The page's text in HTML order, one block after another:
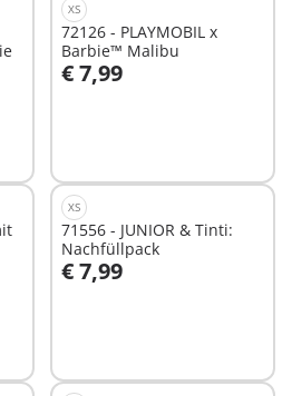
XS
72126 - PLAYMOBIL x
Barbie™ Malibu
€ 7,99
In den Warenkorb
XS
71556 - JUNIOR & Tinti:
Nachfüllpack
€ 7,99
In den Warenkorb